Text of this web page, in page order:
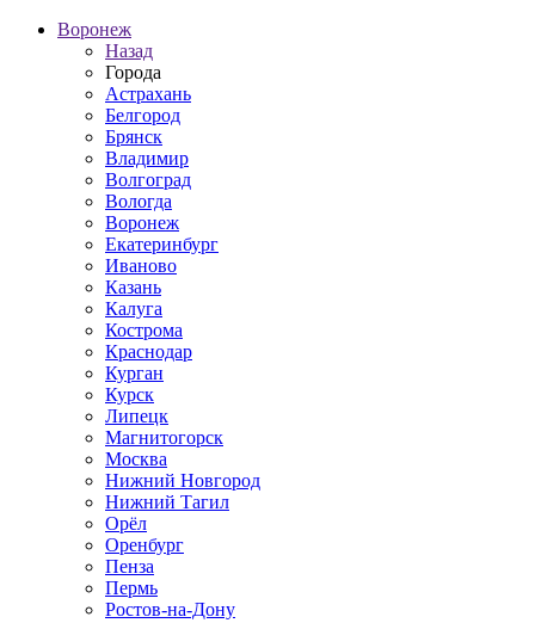
Воронеж
Назад
Города
Астрахань
Белгород
Брянск
Владимир
Волгоград
Вологда
Воронеж
Екатеринбург
Иваново
Казань
Калуга
Кострома
Краснодар
Курган
Курск
Липецк
Магнитогорск
Москва
Нижний Новгород
Нижний Тагил
Орёл
Оренбург
Пенза
Пермь
Ростов‑на‑Дону